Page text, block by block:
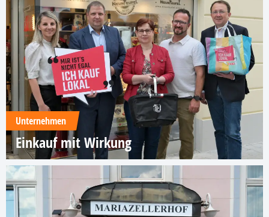
Unternehmen
Einkauf mit Wirkung